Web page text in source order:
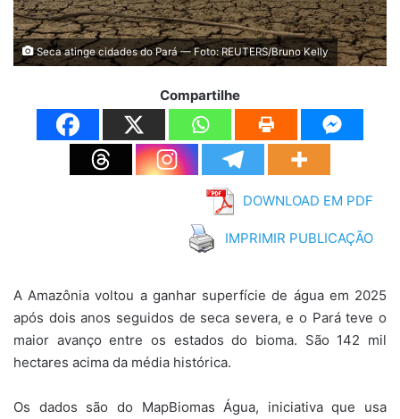
Seca atinge cidades do Pará — Foto: REUTERS/Bruno Kelly
Compartilhe
DOWNLOAD EM PDF
IMPRIMIR PUBLICAÇÃO
A Amazônia voltou a ganhar superfície de água em 2025
após dois anos seguidos de seca severa, e o Pará teve o
maior avanço entre os estados do bioma. São 142 mil
hectares acima da média histórica.
Os dados são do MapBiomas Água, iniciativa que usa